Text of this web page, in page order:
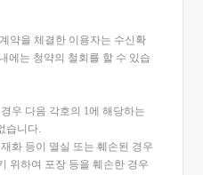
약을 체결한 이용자는 수신확
에는 청약의 철회를 할 수 있습
우 다음 각호의 1에 해당하는
습니다.
화 등이 멸실 또는 훼손된 경우
위하여 포장 등을 훼손한 경우